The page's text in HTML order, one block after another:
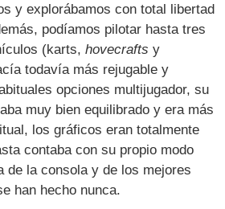
y explorábamos con total libertad
podíamos pilotar hasta tres
(karts,hovecrafts y
todavía más rejugable y
opciones multijugador, su
muy bien equilibrado y era más
los gráficos eran totalmente
contaba con su propio modo
de la consola y de los mejores
han hecho nunca.